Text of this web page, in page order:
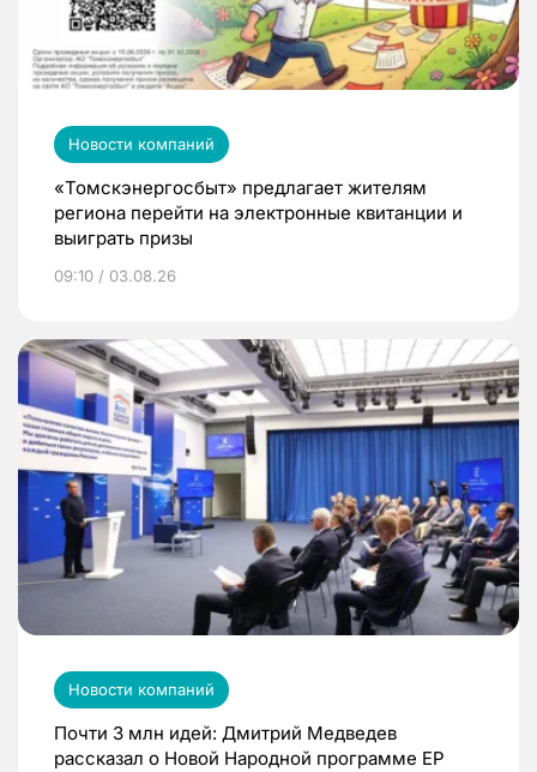
Новости компаний
«Томскэнергосбыт» предлагает жителям
региона перейти на электронные квитанции и
выиграть призы
09:10 / 03.08.26
Новости компаний
Почти 3 млн идей: Дмитрий Медведев
рассказал о Новой Народной программе ЕР